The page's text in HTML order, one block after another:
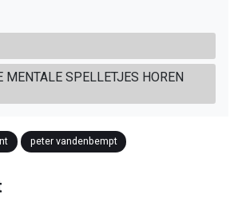
MENTALE SPELLETJES HOREN
peter vandenbempt